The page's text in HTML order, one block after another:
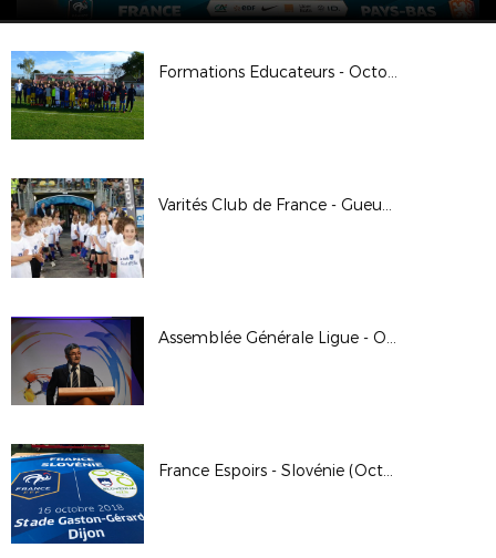
Formations Educateurs - Octobre 2018
Varités Club de France - Gueugnon (Octobre 2018)
Assemblée Générale Ligue - Octobre 2018
France Espoirs - Slovénie (Octobre 2018)